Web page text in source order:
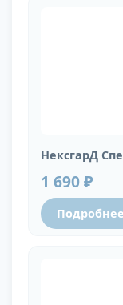
НексгарД
1 690 ₽
Подробнее